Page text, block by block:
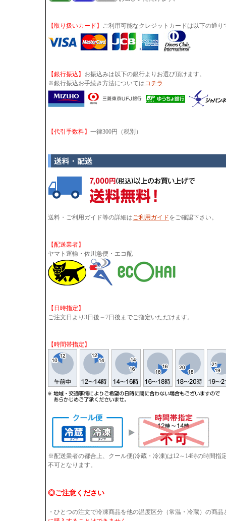
【取り扱いカード】 ご利用可能なクレジットカードは以下の通り
【銀行振込】 お振込みは以下の銀行よりお選び頂けます。
※銀行振込お手続き方法についてはコチラ
【代引手数料】 一律300円（税別）
送料・ご利用ガイド等の詳細はご利用ガイドをご確認下さい。
【配送業者】
ヤマト運輸・佐川急便・エコ配
【日時指定】
ご注文日より3日後～7日後までご指定いただけます。
【時間帯指定】
※配送業者の都合上、クール便(冷蔵・冷凍)は12～14時の時間
不可となります。
◎ご注意ください
・ひとつの注文で冷凍商品を他の温度区分（常温・冷蔵）の商品